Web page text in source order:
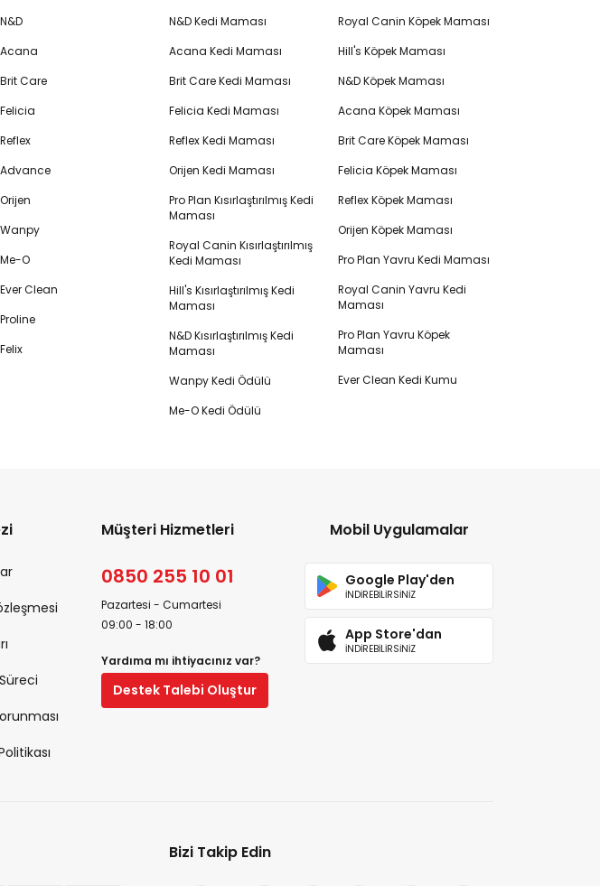
N&D
Acana
Brit Care
Felicia
Reflex
Advance
Orijen
Wanpy
Me-O
Ever Clean
Proline
Felix
N&D Kedi Maması
Acana Kedi Maması
Brit Care Kedi Maması
Felicia Kedi Maması
Reflex Kedi Maması
Orijen Kedi Maması
Pro Plan Kısırlaştırılmış Kedi
Maması
Royal Canin Kısırlaştırılmış
Kedi Maması
Hill's Kısırlaştırılmış Kedi
Maması
N&D Kısırlaştırılmış Kedi
Maması
Wanpy Kedi Ödülü
Me-O Kedi Ödülü
Royal Canin Köpek Maması
Hill's Köpek Maması
N&D Köpek Maması
Acana Köpek Maması
Brit Care Köpek Maması
Felicia Köpek Maması
Reflex Köpek Maması
Orijen Köpek Maması
Pro Plan Yavru Kedi Maması
Royal Canin Yavru Kedi
Maması
Pro Plan Yavru Köpek
Maması
Ever Clean Kedi Kumu
Müşteri Hizmetleri
0850 255 10 01
Pazartesi - Cumartesi
09:00 - 18:00
Yardıma mı ihtiyacınız var?
Destek Talebi Oluştur
Mobil Uygulamalar
Google Play'den
İNDİREBİLİRSİNİZ
App Store'dan
İNDİREBİLİRSİNİZ
Bizi Takip Edin